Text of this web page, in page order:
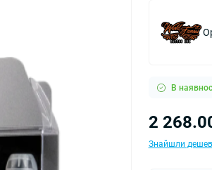
В
2
Знайшли